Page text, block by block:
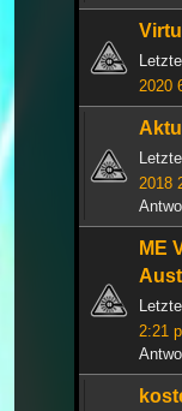
2020
2018
ME
2:21